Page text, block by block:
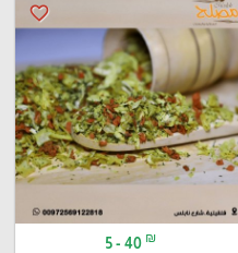
favorite_border
5 - 40 ₪